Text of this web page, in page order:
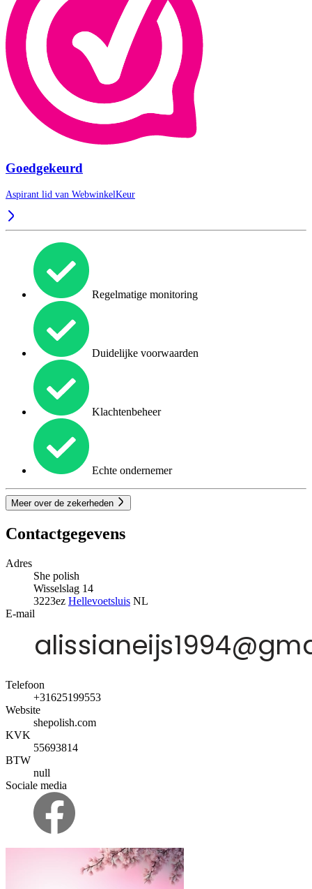
Goedgekeurd
Aspirant lid van WebwinkelKeur
Regelmatige monitoring
Duidelijke voorwaarden
Klachtenbeheer
Echte ondernemer
Meer over de zekerheden
Contactgegevens
Adres
She polish
Wisselslag 14
3223ez Hellevoetsluis NL
E-mail
Telefoon
+31625199553
Website
shepolish.com
KVK
55693814
BTW
null
Sociale media